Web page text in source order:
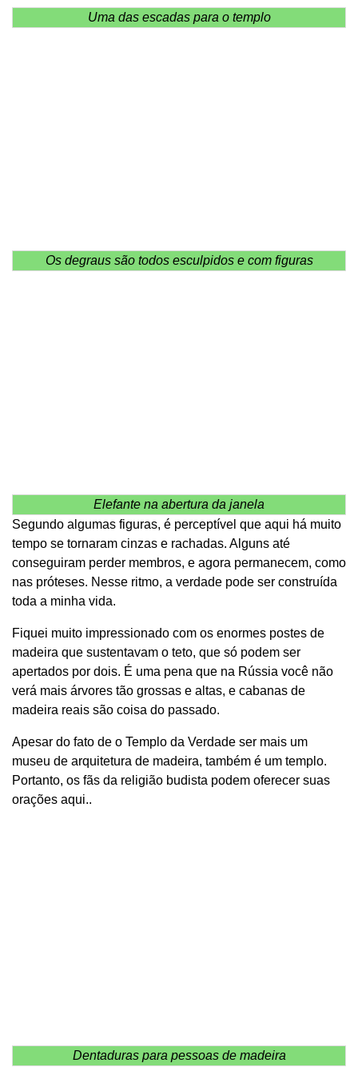
Uma das escadas para o templo
Os degraus são todos esculpidos e com figuras
Elefante na abertura da janela
Segundo algumas figuras, é perceptível que aqui há muito
tempo se tornaram cinzas e rachadas. Alguns até
conseguiram perder membros, e agora permanecem, como
nas próteses. Nesse ritmo, a verdade pode ser construída
toda a minha vida.
Fiquei muito impressionado com os enormes postes de
madeira que sustentavam o teto, que só podem ser
apertados por dois. É uma pena que na Rússia você não
verá mais árvores tão grossas e altas, e cabanas de
madeira reais são coisa do passado.
Apesar do fato de o Templo da Verdade ser mais um
museu de arquitetura de madeira, também é um templo.
Portanto, os fãs da religião budista podem oferecer suas
orações aqui..
Dentaduras para pessoas de madeira